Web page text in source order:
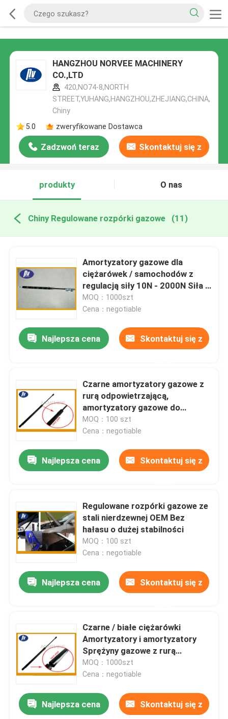
HANGZHOU NORVEE MACHINERY
CO.,LTD
420,NO74-8,NORTH
STREET,YUHANG,HANGZHOU,ZHEJIANG,CHINA,
Chiny
5.0
zweryfikowane Dostawca
Zadzwoń teraz Skontaktuj się z
produkty
O nas
Chiny Regulowane rozpórki gazowe (11)
Amortyzatory gazowe dla
ciężarówek / samochodów z
regulacją siły 10N - 2000N Siła o
dostosowanej długości
MOQ：1000szt
Cena：negotiable
Najlepsza cena Skontaktuj się z
Czarne amortyzatory gazowe z
rurą odpowietrzającą,
amortyzatory gazowe do
ciężarówek do maszyny
MOQ：100 szt
Cena：negotiable
Najlepsza cena Skontaktuj się z
Regulowane rozpórki gazowe ze
stali nierdzewnej OEM Bez
hałasu o dużej stabilności
MOQ：100 szt
Cena：negotiable
Najlepsza cena Skontaktuj się z
Czarne / białe ciężarówki
Amortyzatory i amortyzatory
Sprężyny gazowe z rurą
odpowietrzającą
MOQ：1000szt
Cena：negotiable
Najlepsza cena Skontaktuj się z